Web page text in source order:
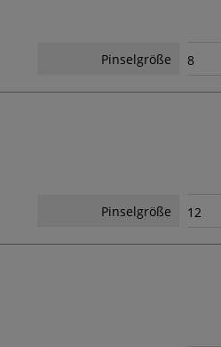
Pinselgröße 8
Pinselgröße 12